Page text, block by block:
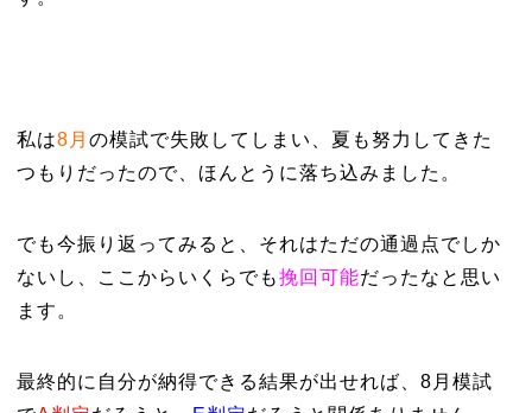
私は8 月 の模試で失敗してしまい、夏も努力してきた
つもりだったので、ほんとうに落ち込みました。
でも今振り返ってみると、それはただの通過点でしか
ないし、ここからいくらでも挽回可能だったなと思い
ます。
最終的に自分が納得できる結果が出せれば、 8 月模試